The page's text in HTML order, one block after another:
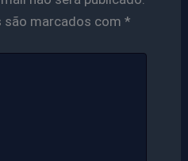
marcados com *